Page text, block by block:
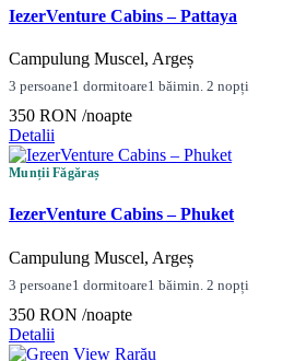
IezerVenture Cabins – Pattaya
Campulung Muscel, Argeș
3 persoane1 dormitoare1 băimin. 2 nopți
350 RON /noapte
Detalii
Munții Făgăraș
IezerVenture Cabins – Phuket
Campulung Muscel, Argeș
3 persoane1 dormitoare1 băimin. 2 nopți
350 RON /noapte
Detalii